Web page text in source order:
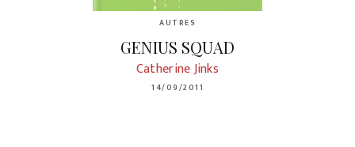
AUTRES
GENIUS SQUAD
Catherine Jinks
14/09/2011